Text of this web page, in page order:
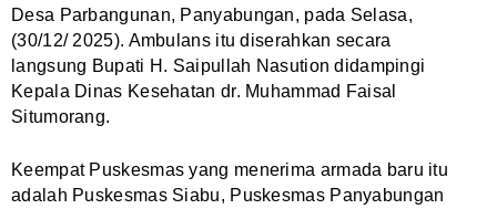
Desa Parbangunan, Panyabungan, pada Selasa,
(30/12/ 2025). Ambulans itu diserahkan secara
langsung Bupati H. Saipullah Nasution didampingi
Kepala Dinas Kesehatan dr. Muhammad Faisal
Situmorang.
Keempat Puskesmas yang menerima armada baru itu
adalah Puskesmas Siabu, Puskesmas Panyabungan